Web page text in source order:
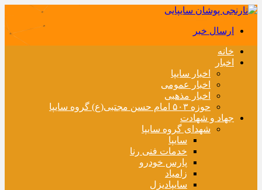
ارسال خبر
خانه
اخبار
اخبار سایپا
اخبار عمومی
اخبار مذهبی
حوزه ۵۰۳ امام حسن مجتبی(ع) گروه سایپا
جهاد و شهادت
شهدای گروه سایپا
سایپا
خدمات فنی رنا
پارس خودرو
زامیاد
سایپادیزل